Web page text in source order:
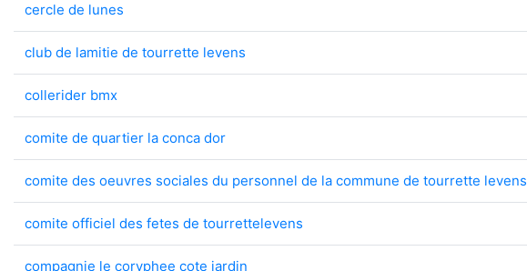
cercle de lunes
club de lamitie de tourrette levens
collerider bmx
comite de quartier la conca dor
comite des oeuvres sociales du personnel de la commune de tourrette levens
comite officiel des fetes de tourrettelevens
compagnie le coryphee cote jardin